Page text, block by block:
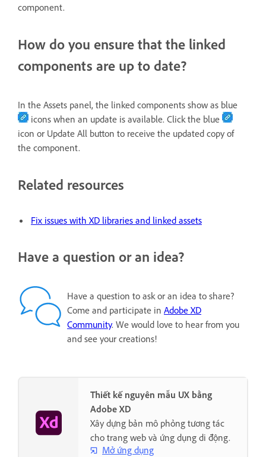
component.
How do you ensure that the linked
components are up to date?
In the Assets panel, the linked components show as blue
icons when an update is available. Click the blue
icon or Update All button to receive the updated copy of
the component.
Related resources
Fix issues with XD libraries and linked assets
Have a question or an idea?
Have a question to ask or an idea to share?
Come and participate in Adobe XD
Community. We would love to hear from you
and see your creations!
Thiết kế nguyên mẫu UX bằng
Adobe XD
Xây dựng bản mô phỏng tương tác
cho trang web và ứng dụng di động.
Mở ứng dụng